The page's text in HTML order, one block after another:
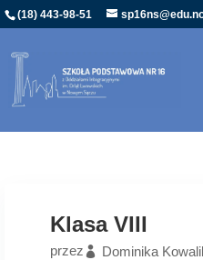
(18) 443-98-51
Klasa VIII
przez
Dominika